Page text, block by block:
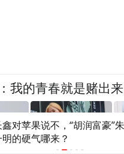
7.3给苹果用户画饼：M3
Max/Ultra能开机了 但
我的青春就是赌出